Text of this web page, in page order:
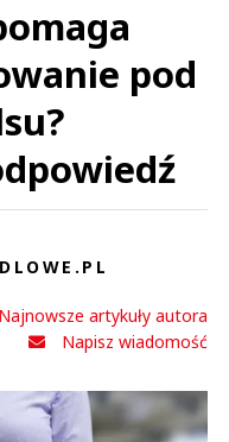
pod
Najnowsze artykuły autora
Napisz wiadomość